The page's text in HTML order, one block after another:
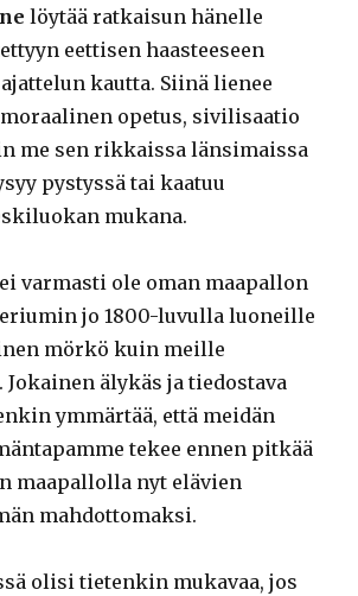
löytää ratkaisun hänelle
eettisen haasteeseen
kautta. Siinä lienee
opetus, sivilisaatio
me sen rikkaissa länsimaissa
pystyssä tai kaatuu
mukana.
varmasti ole oman maapallon
jo 1800-luvulla luoneille
mörkö kuin meille
älykäs ja tiedostava
ymmärtää, että meidän
tekee ennen pitkää
maapallolla nyt elävien
mahdottomaksi.
olisi tietenkin mukavaa, jos